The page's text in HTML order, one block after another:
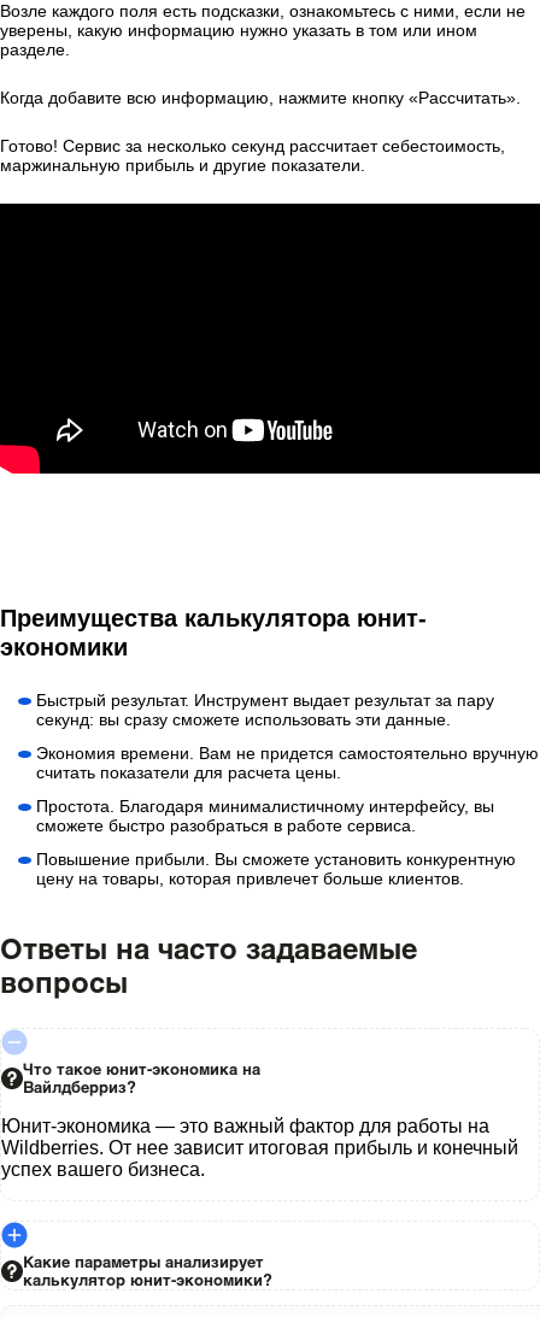
Возле каждого поля есть подсказки, ознакомьтесь с ними, если не
уверены, какую информацию нужно указать в том или ином
разделе.
Когда добавите всю информацию, нажмите кнопку «Рассчитать».
Готово! Сервис за несколько секунд рассчитает себестоимость,
маржинальную прибыль и другие показатели.
Преимущества калькулятора юнит-
экономики
Быстрый результат. Инструмент выдает результат за пару
секунд: вы сразу сможете использовать эти данные.
Экономия времени. Вам не придется самостоятельно вручную
считать показатели для расчета цены.
Простота. Благодаря минималистичному интерфейсу, вы
сможете быстро разобраться в работе сервиса.
Повышение прибыли. Вы сможете установить конкурентную
цену на товары, которая привлечет больше клиентов.
Ответы на часто задаваемые
вопросы
Что такое юнит-экономика на
Вайлдберриз?
Юнит-экономика — это важный фактор для работы на
Wildberries. От нее зависит итоговая прибыль и конечный
успех вашего бизнеса.
Какие параметры анализирует
калькулятор юнит-экономики?